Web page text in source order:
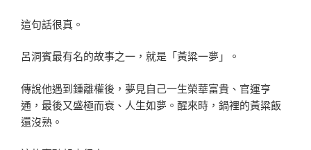
這句話很真。
呂洞賓最有名的故事之一，就是「黃粱一夢」。
傳說他遇到鍾離權後，夢見自己一生榮華富貴、官運亨
通，最後又盛極而衰、人生如夢。醒來時，鍋裡的黃粱飯
還沒熟。